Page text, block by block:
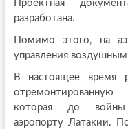
Проектная
разработана.
Помимо этого, на
управления
В настоящее время
которая до войны
аэропорту Латакии.